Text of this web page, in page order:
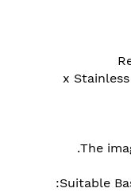
2 x
The
Suitable